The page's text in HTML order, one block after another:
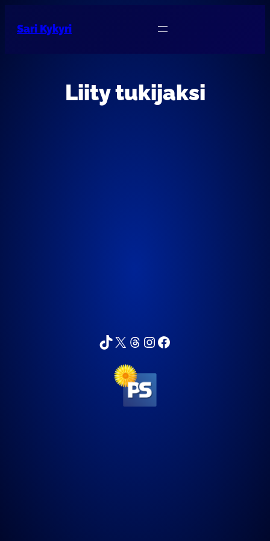
Sari Kykyri
Liity tukijaksi
sarppa_74
Sartza
sarikykyri
sarikykyri
Sari Kykyri